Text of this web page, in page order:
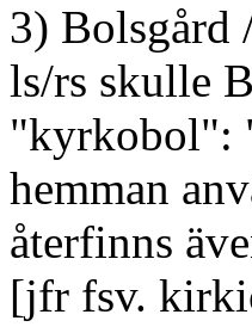
3)
ls/rs skulle
"kyrkobol":
hemman
återfinns
[jfr fsv.